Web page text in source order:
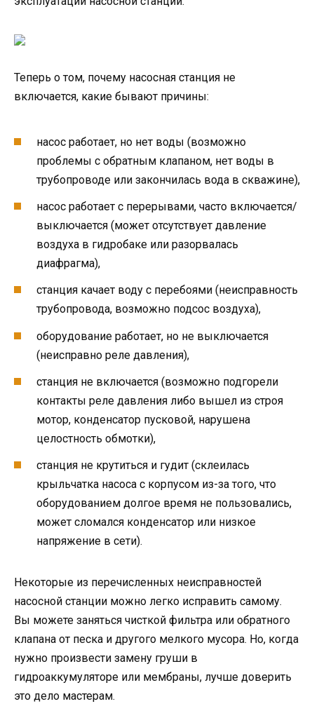
Теперь о том, почему насосная станция не
включается, какие бывают причины:
насос работает, но нет воды (возможно
проблемы с обратным клапаном, нет воды в
трубопроводе или закончилась вода в скважине),
насос работает с перерывами, часто включается/
выключается (может отсутствует давление
воздуха в гидробаке или разорвалась
диафрагма),
станция качает воду с перебоями (неисправность
трубопровода, возможно подсос воздуха),
оборудование работает, но не выключается
(неисправно реле давления),
станция не включается (возможно подгорели
контакты реле давления либо вышел из строя
мотор, конденсатор пусковой, нарушена
целостность обмотки),
станция не крутиться и гудит (склеилась
крыльчатка насоса с корпусом из-за того, что
оборудованием долгое время не пользовались,
может сломался конденсатор или низкое
напряжение в сети).
Некоторые из перечисленных неисправностей
насосной станции можно легко исправить самому.
Вы можете заняться чисткой фильтра или обратного
клапана от песка и другого мелкого мусора. Но, когда
нужно произвести замену груши в
гидроаккумуляторе или мембраны, лучше доверить
это дело мастерам.